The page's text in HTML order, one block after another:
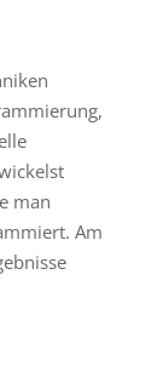
man
Am